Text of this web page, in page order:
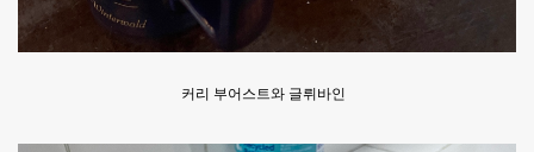
커리 부어스트와 글뤼바인